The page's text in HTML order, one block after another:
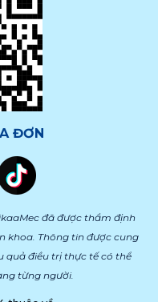
ĐƠN
đã được thẩm định
khoa. Thông tin được cung
quả điều trị thực tế có thể
từng người.